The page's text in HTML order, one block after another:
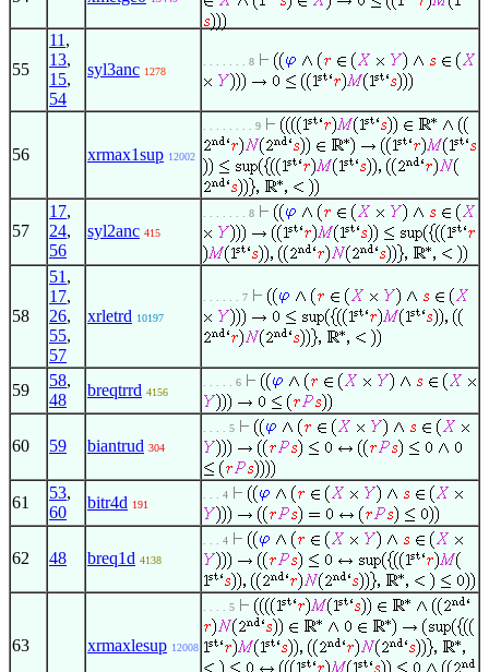
55
11 ,
13,
15,
54
syl3anc 1278
. . . . . . . 8
56 xrmax1sup 12002
. . . . . . . . 9
57
17,
24,
56
syl2anc 415
. . . . . . . 8
58
51 ,
17,
26,
55,
57
xrletrd 10197
. . . . . . 7
59
58,
48
breqtrrd 4156
. . . . . 6
60 59 biantrud 304
. . . . 5
61
53,
60
bitr4d 191
. . . 4
62 48 breq1d 4138
. . . 4
63 xrmaxlesup 12008
. . . . 5